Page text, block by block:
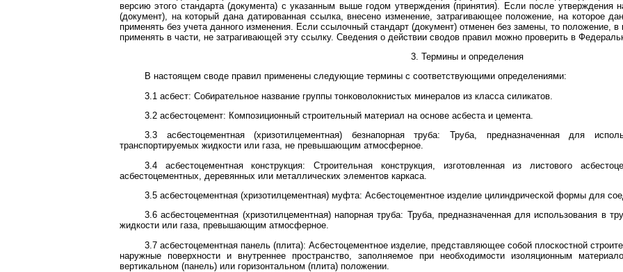
версию этого стандарта (документа) с указанным выше годом утверждения (принятия). Если после утверждения
(документ), на который дана датированная ссылка, внесено изменение, затрагивающее положение, на которое
применять без учета данного изменения. Если ссылочный стандарт (документ) отменен без замены, то положение,
применять в части, не затрагивающей эту ссылку. Сведения о действии сводов правил можно проверить в
3. Термины и определения
В настоящем своде правил применены следующие термины с соответствующими определениями:
3.1 асбест: Собирательное название группы тонковолокнистых минералов из класса силикатов.
3.2 асбестоцемент: Композиционный строительный материал на основе асбеста и цемента.
3.3 асбестоцементная (хризотилцементная) безнапорная труба: Труба, предназначенная для
транспортируемых жидкости или газа, не превышающим атмосферное.
3.4 асбестоцементная конструкция: Строительная конструкция, изготовленная из листового
асбестоцементных, деревянных или металлических элементов каркаса.
3.5 асбестоцементная (хризотилцементная) муфта: Асбестоцементное изделие цилиндрической формы для
3.6 асбестоцементная (хризотилцементная) напорная труба: Труба, предназначенная для использования в
жидкости или газа, превышающим атмосферное.
3.7 асбестоцементная панель (плита): Асбестоцементное изделие, представляющее собой плоскостной
наружные поверхности и внутреннее пространство, заполняемое при необходимости изоляционным
вертикальном (панель) или горизонтальном (плита) положении.